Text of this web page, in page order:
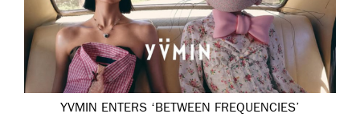
YVMIN ENTERS ‘BETWEEN FREQUENCIES’